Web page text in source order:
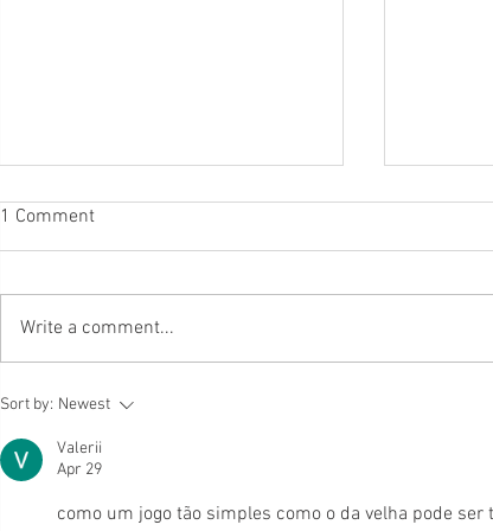
PEQUENO CINEASTA E A
1 Comment
Write a comment...
Sort by: Newest
Valerii
Apr 29
como um jogo tão simples como o da velha pode